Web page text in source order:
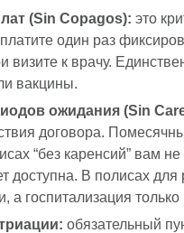
(Sin Copagos): это
один раз
визите к врачу.
вакцины.
ожидания (Sin
договора.
“без каренсий” вам
доступна. В полисах
а госпитализация
обязательный